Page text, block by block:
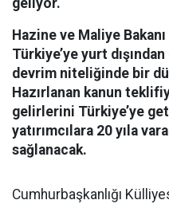
Hazine ve Maliye
Türkiye’ye yurt
devrim niteliğinde bir
Hazırlanan kanun
gelirlerini Türkiye’ye
yatırımcılara 20 yıla
sağlanacak.
Cumhurbaşkanlığı